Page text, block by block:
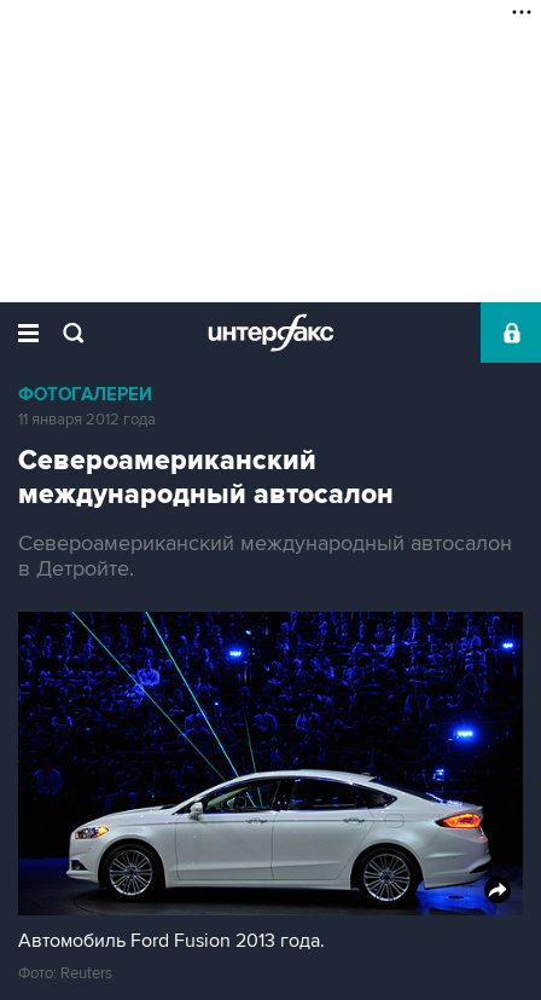
ФОТОГАЛЕРЕИ
11 января 2012 года
Североамериканский
международный автосалон
Североамериканский международный автосалон
в Детройте.
Автомобиль Ford Fusion 2013 года.
Фото: Reuters